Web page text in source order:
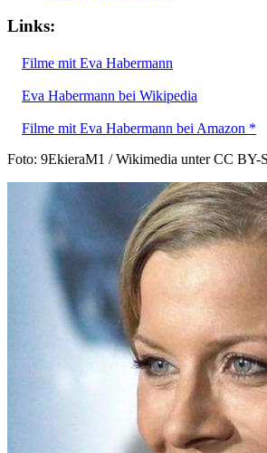
Links:
Filme mit Eva Habermann
Eva Habermann bei Wikipedia
Filme mit Eva Habermann bei Amazon *
Foto: 9EkieraM1 / Wikimedia unter CC BY-